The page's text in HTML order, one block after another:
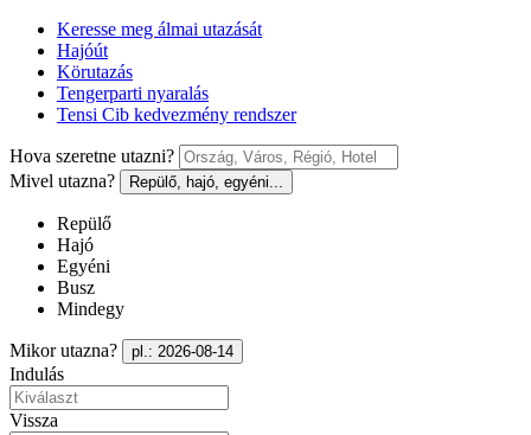
Keresse meg álmai utazását
Hajóút
Körutazás
Tengerparti nyaralás
Tensi Cib kedvezmény rendszer
Hova szeretne utazni?
Mivel utazna?
Repülő, hajó, egyéni...
Repülő
Hajó
Egyéni
Busz
Mindegy
Mikor utazna? pl.: 2026-08-14
Indulás
Vissza